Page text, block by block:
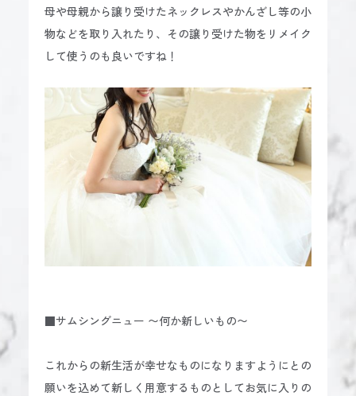
母や母親から譲り受けたネックレスやかんざし等の小
物などを取り入れたり、その譲り受けた物をリメイク
して使うのも良いですね！
■サムシングニュー 〜何か新しいもの〜
これからの新生活が幸せなものになりますようにとの
願いを込めて新しく用意するものとしてお気に入りの